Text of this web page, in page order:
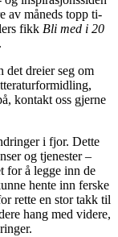
av måneds topp ti-
fikk Bli med i 20
det dreier seg om
kontakt oss gjerne
i fjor. Dette
og tjenester –
for å legge inn de
hente inn ferske
rette en stor takk til
hang med videre,